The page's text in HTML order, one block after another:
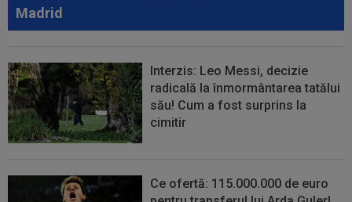
Madrid
Interzis: Leo Messi, decizie
radicală la înmormântarea tatălui
său! Cum a fost surprins la
cimitir
Ce ofertă: 115.000.000 de euro